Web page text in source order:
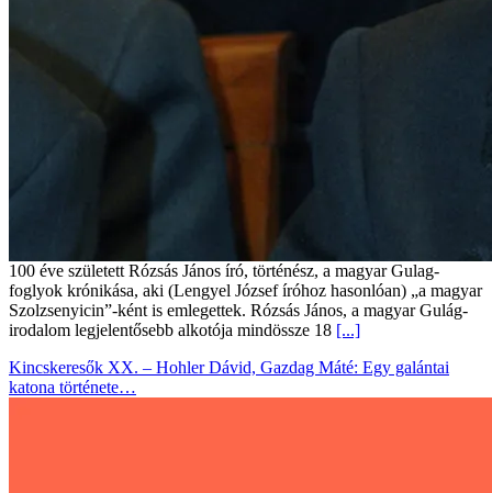
100 éve született Rózsás János író, történész, a magyar Gulag-
foglyok krónikása, aki (Lengyel József íróhoz hasonlóan) „a magyar
Szolzsenyicin”-ként is emlegettek. Rózsás János, a magyar Gulág-
irodalom legjelentősebb alkotója mindössze 18 [...]
Kincskeresők XX. – Hohler Dávid, Gazdag Máté: Egy galántai
katona története…